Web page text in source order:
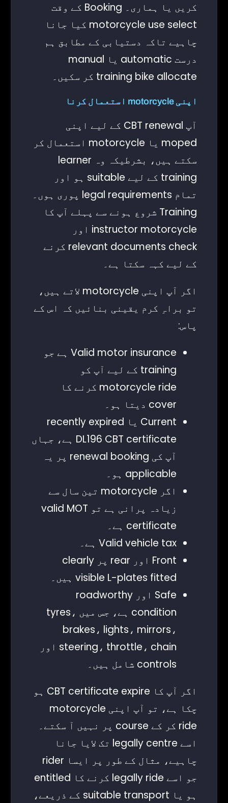
کریں یا ہماری۔ Booking کے وقت
motorcycle use select کیا جانا
چاہیے تاکہ دستیابی کے مطابق ہم
درست automatic یا manual
training bike allocate کر سکیں۔
اپنی motorcycle استعمال کرنا
آپ CBT renewal کے لیے اپنی
moped یا motorcycle استعمال کر
سکتے ہیں، بشرطیکہ وہ learner
training کے لیے suitable ہو اور
تمام legal requirements پوری ہوں۔
Training شروع ہونے سے پہلے آپ کا
instructor motorcycle اور
relevant documents check کرنے
کے لیے کہہ سکتا ہے۔
اگر آپ اپنی motorcycle لاتے ہیں،
تو براہِ کرم یقینی بنائیں کہ اس کے
پاس:
Valid motor insurance ہے جو
training کے لیے آپ کو
motorcycle ride کرنے کا
cover دیتا ہو۔
Current یا recently expired
DL196 CBT certificate ہے، جہاں
آپ کی renewal booking پر یہ
applicable ہو۔
اگر motorcycle تین سال سے
زیادہ پرانی ہے تو valid MOT
certificate ہے۔
Valid vehicle tax ہے۔
Front اور rear پر clearly
visible L-plates fitted ہیں۔
Safe اور roadworthy
condition ہے، جس میں tyres،
brakes، lights، mirrors،
steering، throttle، chain اور
controls شامل ہیں۔
اگر آپ کا CBT certificate expire ہو
چکا ہے، تو آپ اپنی motorcycle
ride کر کے course پر نہیں آ سکتے۔
اسے legally centre تک لایا جانا
چاہیے، مثال کے طور پر ایسا rider
جو اسے legally ride کرنے کا entitled
ہو یا suitable transport کے ذریعے،